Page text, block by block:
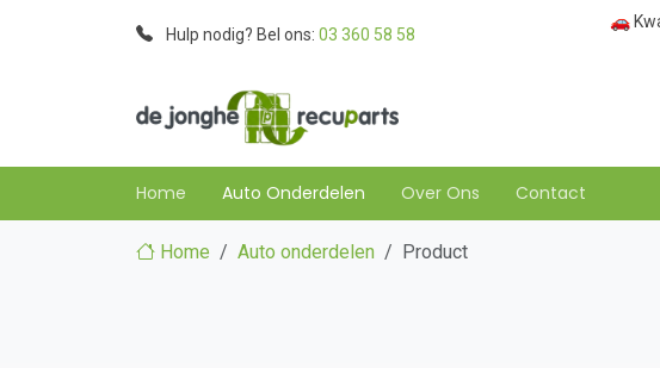
Hulp nodig? Bel ons: 03 360 58 58
🚗
Home Auto Onderdelen Over Ons Contact
Home Auto onderdelen Product